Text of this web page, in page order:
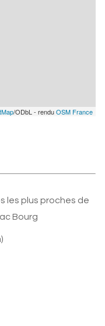
/ODbL - renduOSM France
les plus proches de
Bourg